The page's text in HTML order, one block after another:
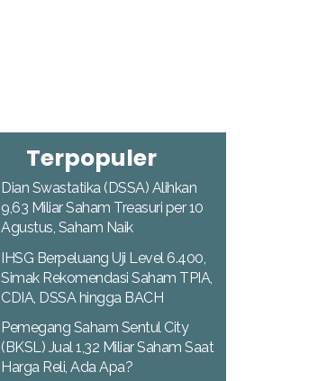
Terpopuler
Dian Swastatika (DSSA) Alihkan
9,63 Miliar Saham Treasuri per 10
Agustus, Saham Naik
IHSG Berpeluang Uji Level 6.400,
Simak Rekomendasi Saham TPIA,
CDIA, DSSA hingga BACH
Pemegang Saham Sentul City
(BKSL) Jual 1,32 Miliar Saham Saat
Harga Reli, Ada Apa?